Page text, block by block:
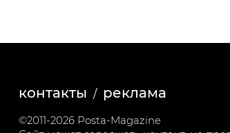
контакты реклама
©2011-2026 Posta-Magazine